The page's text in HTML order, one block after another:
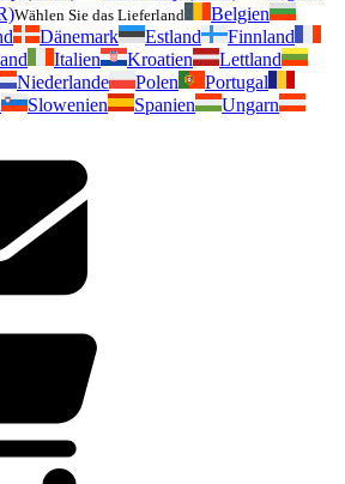
Wählen Sie das Lieferland
Belgien
Dänemark Estland
Finnland
Italien Kroatien
Lettland
Niederlande Polen
Portugal
Slowenien Spanien
Ungarn